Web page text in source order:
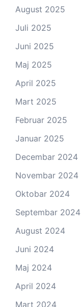
August 2025
Juli 2025
Juni 2025
Maj 2025
April 2025
Mart 2025
Februar 2025
Januar 2025
Decembar 2024
Novembar 2024
Oktobar 2024
Septembar 2024
August 2024
Juni 2024
Maj 2024
April 2024
Mart 2024